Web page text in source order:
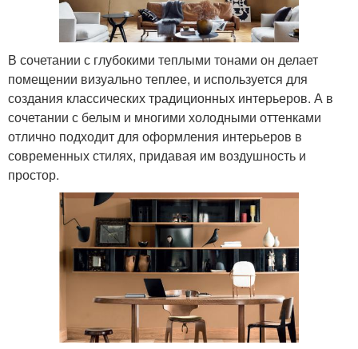
В сочетании с глубокими теплыми тонами он делает
помещении визуально теплее, и используется для
создания классических традиционных интерьеров. А в
сочетании с белым и многими холодными оттенками
отлично подходит для оформления интерьеров в
современных стилях, придавая им воздушность и
простор.